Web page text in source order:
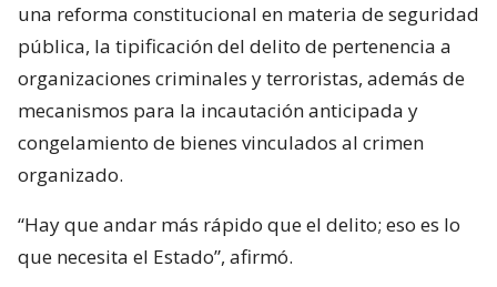
una reforma constitucional en materia de seguridad
pública, la tipificación del delito de pertenencia a
organizaciones criminales y terroristas, además de
mecanismos para la incautación anticipada y
congelamiento de bienes vinculados al crimen
organizado.
“Hay que andar más rápido que el delito; eso es lo
que necesita el Estado”, afirmó.